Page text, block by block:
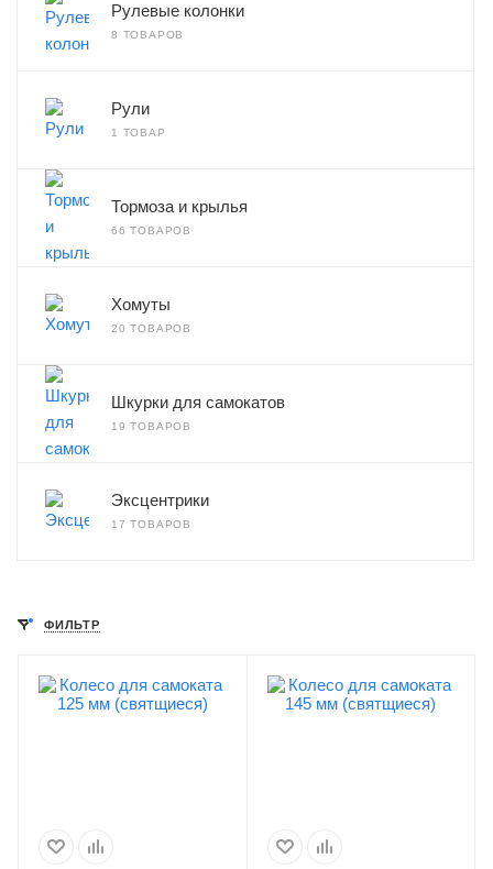
Рулевые колонки
8 ТОВАРОВ
Рули
1 ТОВАР
Тормоза и крылья
66 ТОВАРОВ
Хомуты
20 ТОВАРОВ
Шкурки для самокатов
19 ТОВАРОВ
Эксцентрики
17 ТОВАРОВ
ФИЛЬТР